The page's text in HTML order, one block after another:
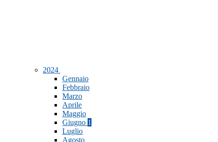
2024
Gennaio
Febbraio
Marzo
Aprile
Maggio
Giugno 1
Luglio
Agosto